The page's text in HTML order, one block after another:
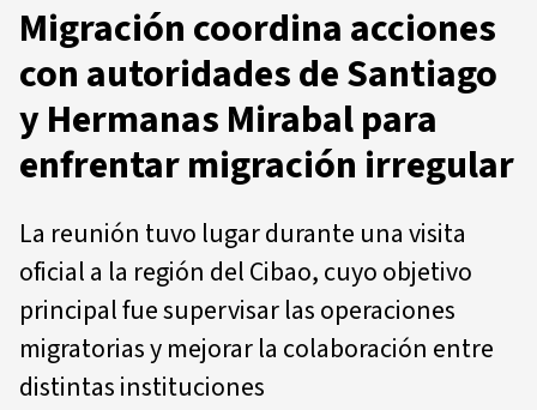
Migración coordina acciones
con autoridades de Santiago
y Hermanas Mirabal para
enfrentar migración irregular
La reunión tuvo lugar durante una visita
oficial a la región del Cibao, cuyo objetivo
principal fue supervisar las operaciones
migratorias y mejorar la colaboración entre
distintas instituciones